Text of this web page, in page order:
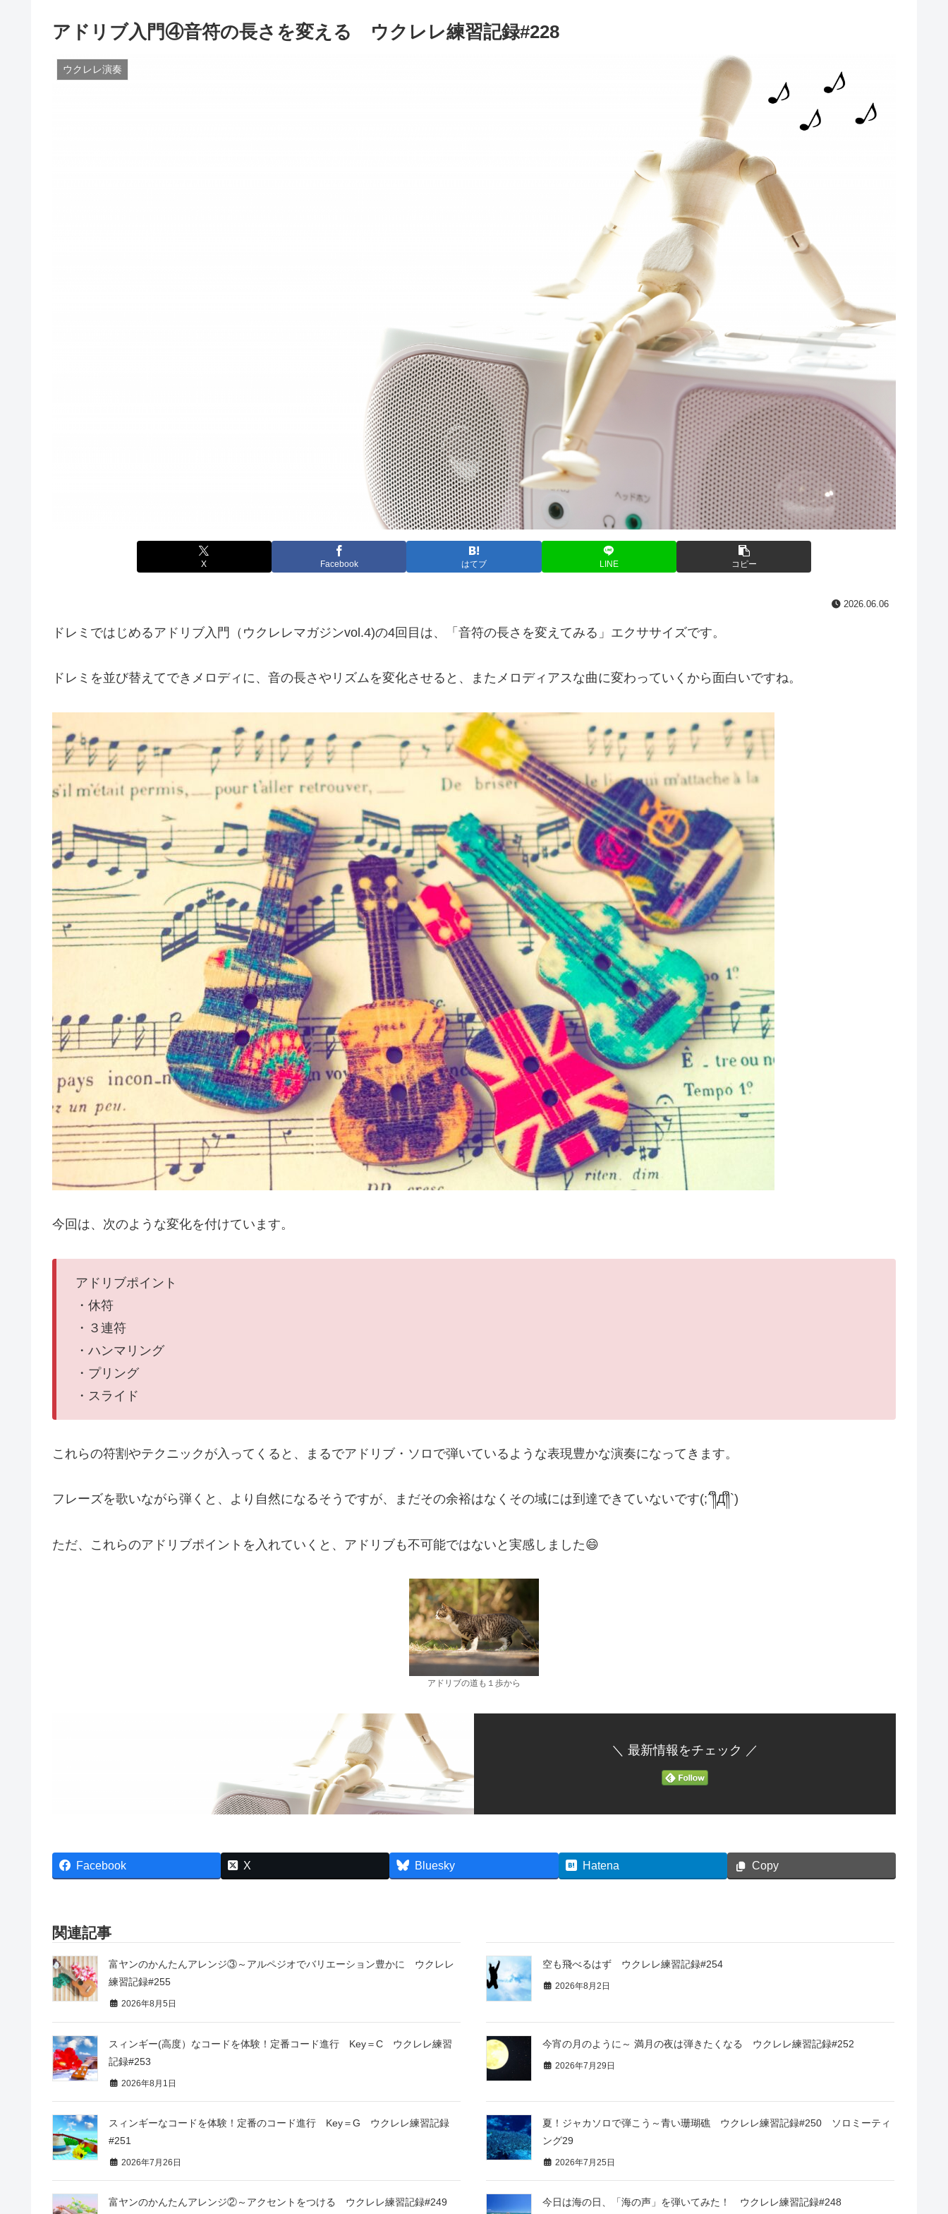
アドリブ入門④音符の長さを変える ウクレレ練習記録#228
ウクレレ演奏
X Facebook はてブ LINE コピー
2026.06.06
ドレミではじめるアドリブ入門（ウクレレマガジンvol.4)の4回目は、「音符の長さを変えてみる」エクササイズです。
ドレミを並び替えてできメロディに、音の長さやリズムを変化させると、またメロディアスな曲に変わっていくから面白いですね。
今回は、次のような変化を付けています。
アドリブポイント
・休符
・３連符
・ハンマリング
・プリング
・スライド
これらの符割やテクニックが入ってくると、まるでアドリブ・ソロで弾いているような表現豊かな演奏になってきます。
フレーズを歌いながら弾くと、より自然になるそうですが、まだその余裕はなくその域には到達できていないです(;´༎ຶД༎ຶ`)
ただ、これらのアドリブポイントを入れていくと、アドリブも不可能ではないと実感しました😄
アドリブの道も１歩から
＼ 最新情報をチェック ／
Facebook X Bluesky Hatena Copy
関連記事
富ヤンのかんたんアレンジ③～アルペジオでバリエーション豊かに ウクレレ
練習記録#255
2026年8月5日
空も飛べるはず ウクレレ練習記録#254
2026年8月2日
スィンギー(高度）なコードを体験！定番コード進行 Key＝C ウクレレ練習
記録#253
2026年8月1日
今宵の月のように～ 満月の夜は弾きたくなる ウクレレ練習記録#252
2026年7月29日
スィンギーなコードを体験！定番のコード進行 Key＝G ウクレレ練習記録
#251
2026年7月26日
夏！ジャカソロで弾こう～青い珊瑚礁 ウクレレ練習記録#250 ソロミーティ
ング29
2026年7月25日
富ヤンのかんたんアレンジ②～アクセントをつける ウクレレ練習記録#249 今日は海の日、「海の声」を弾いてみた！ ウクレレ練習記録#248